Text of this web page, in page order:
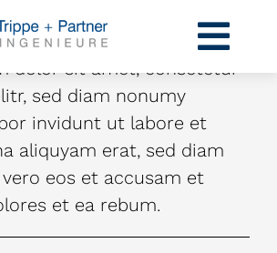
dolor sit amet, consetetur
sed diam nonumy
invidunt ut labore et
aliquyam erat, sed diam
eos et accusam et
et ea rebum.